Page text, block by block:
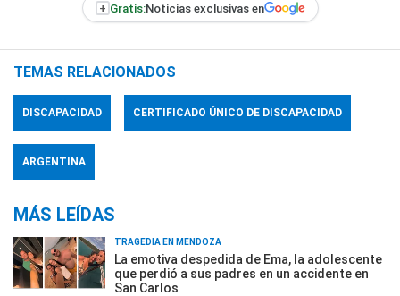
+ Gratis:Noticias exclusivas en
TEMAS RELACIONADOS
DISCAPACIDAD CERTIFICADO ÚNICO DE DISCAPACIDAD
ARGENTINA
MÁS LEÍDAS
TRAGEDIA EN MENDOZA
La emotiva despedida de Ema, la adolescente
que perdió a sus padres en un accidente en
San Carlos